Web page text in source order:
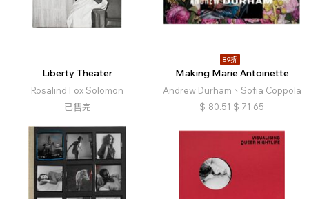
Liberty Theater
Rosalind Fox Solomon
已售完
89折
Making Marie Antoinette
Andrew Durham、Sofia Coppola
$ 80.51 $ 71.65